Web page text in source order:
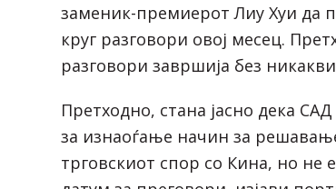
заменик-премиерот Лиу Хуи да
круг разговори овој месец.
разговори завршија без
Претходно, стана јасно дека
за изнаоѓање начин за
трговскиот спор со Кина, но не